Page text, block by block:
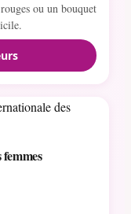
ou un bouquet